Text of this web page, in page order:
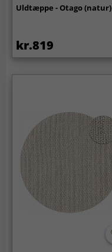
Uldtæppe - Otago (natur)
kr.819